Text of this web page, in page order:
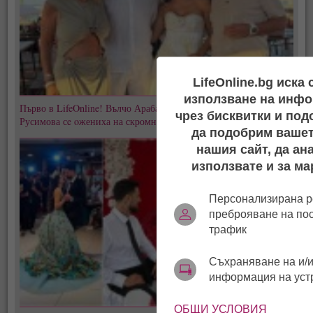
Първо в LifeOnline! Вълчо Арабаджиев Младши и Мартина
Русимова сe oжениха на скромна плажна сватба! (СНИМКИ)
LifeOnline.bg иска
използване на
чрез бисквитки и
да подобрим
нашия сайт, да
използвате и за
Персонализирана
преброяване на
трафик
Съхраняване на и/
информация на
ОБЩИ УСЛОВИЯ